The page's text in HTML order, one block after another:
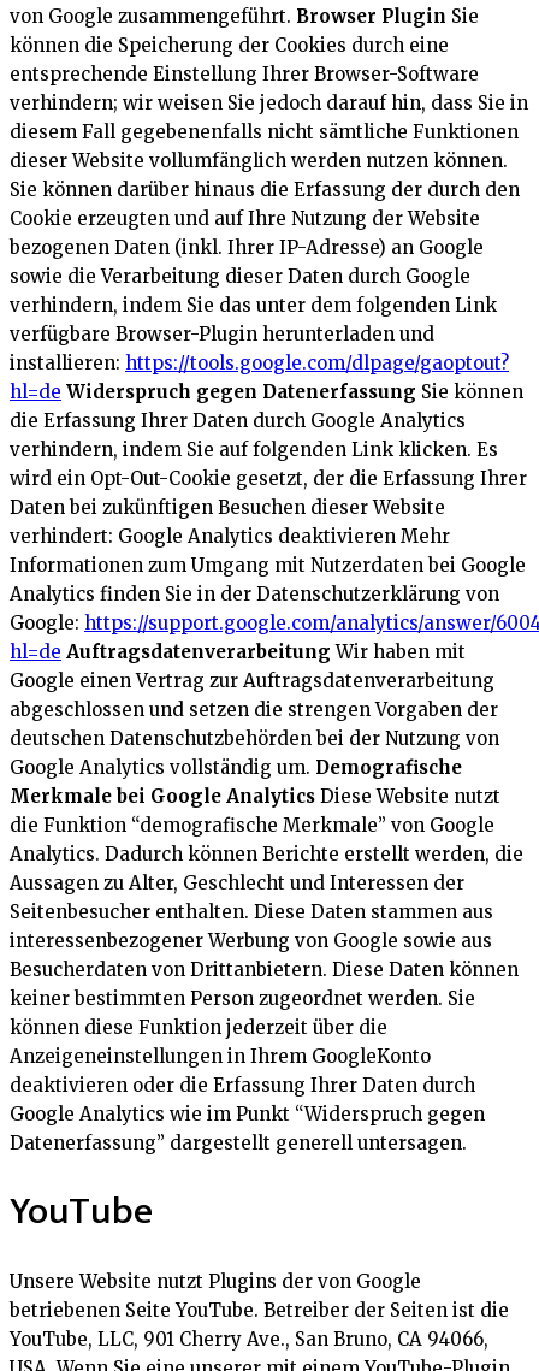
von Google zusammengeführt. Browser Plugin Sie
können die Speicherung der Cookies durch eine
entsprechende Einstellung Ihrer Browser-Software
verhindern; wir weisen Sie jedoch darauf hin, dass Sie in
diesem Fall gegebenenfalls nicht sämtliche Funktionen
dieser Website vollumfänglich werden nutzen können.
Sie können darüber hinaus die Erfassung der durch den
Cookie erzeugten und auf Ihre Nutzung der Website
bezogenen Daten (inkl. Ihrer IP-Adresse) an Google
sowie die Verarbeitung dieser Daten durch Google
verhindern, indem Sie das unter dem folgenden Link
verfügbare Browser-Plugin herunterladen und
installieren: https://tools.google.com/dlpage/gaoptout?
hl=de Widerspruch gegen Datenerfassung Sie können
die Erfassung Ihrer Daten durch Google Analytics
verhindern, indem Sie auf folgenden Link klicken. Es
wird ein Opt-Out-Cookie gesetzt, der die Erfassung Ihrer
Daten bei zukünftigen Besuchen dieser Website
verhindert: Google Analytics deaktivieren Mehr
Informationen zum Umgang mit Nutzerdaten bei Google
Analytics finden Sie in der Datenschutzerklärung von
Google: https://support.google.com/analytics/answer/
hl=de Auftragsdatenverarbeitung Wir haben mit
Google einen Vertrag zur Auftragsdatenverarbeitung
abgeschlossen und setzen die strengen Vorgaben der
deutschen Datenschutzbehörden bei der Nutzung von
Google Analytics vollständig um. Demografische
Merkmale bei Google Analytics Diese Website nutzt
die Funktion “demografische Merkmale” von Google
Analytics. Dadurch können Berichte erstellt werden, die
Aussagen zu Alter, Geschlecht und Interessen der
Seitenbesucher enthalten. Diese Daten stammen aus
interessenbezogener Werbung von Google sowie aus
Besucherdaten von Drittanbietern. Diese Daten können
keiner bestimmten Person zugeordnet werden. Sie
können diese Funktion jederzeit über die
Anzeigeneinstellungen in Ihrem GoogleKonto
deaktivieren oder die Erfassung Ihrer Daten durch
Google Analytics wie im Punkt “Widerspruch gegen
Datenerfassung” dargestellt generell untersagen.
YouTube
Unsere Website nutzt Plugins der von Google
betriebenen Seite YouTube. Betreiber der Seiten ist die
YouTube, LLC, 901 Cherry Ave., San Bruno, CA 94066,